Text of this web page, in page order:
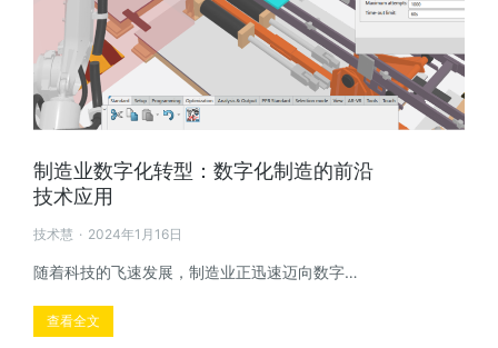
制造业数字化转型：数字化制造的前沿
技术应用
技术慧 2024年1月16日
随着科技的飞速发展，制造业正迅速迈向数字…
查看全文